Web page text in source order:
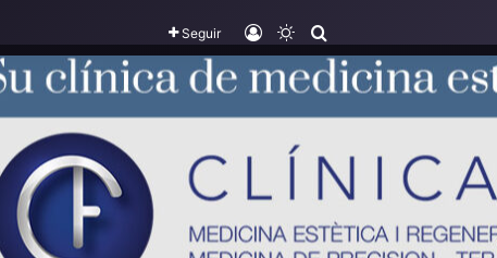
Seguir Iniciar sesión
Switch skin